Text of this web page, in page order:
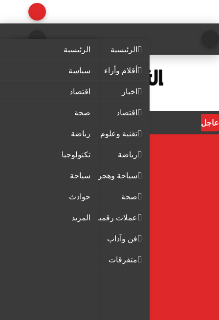
الرئيسية
أقلام وأراء
اخبار
اقتصاد
تقنية وعلوم
رياضة
سياحة وهجرة
صحة
عملات رقمية
فن وآداب
متفرقات
الرئيسية
سياسة
اقتصاد
صحة
رياضة
تكنولوجيا
سياحة
حوادث
المزيد
عاجل